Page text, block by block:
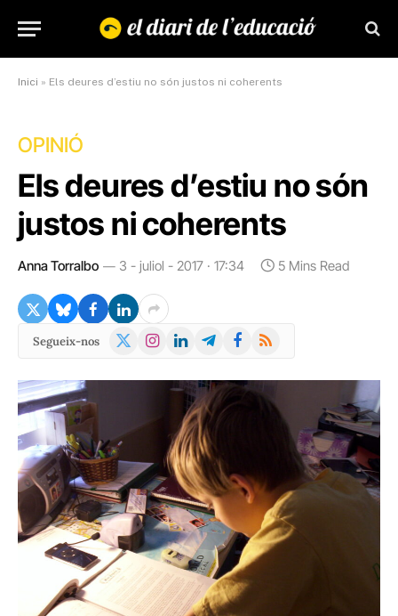
Inici » Els deures d’estiu no són justos ni coherents
OPINIÓ
Els deures d’estiu no són
justos ni coherents
Anna Torralbo 3 - juliol - 2017 · 17:34 5 Mins Read
Segueix-nos
X
Instagram
LinkedInTelegramFacebook
RSS